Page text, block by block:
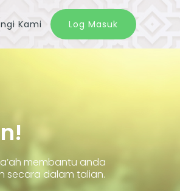
Kami Log Masuk
membantu anda
secara dalam talian.